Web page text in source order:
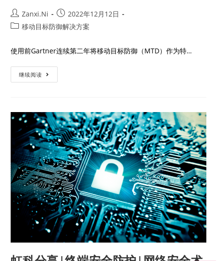
Zanxi.Ni
2022年12月12日
移动目标防御解决方案
使用前Gartner连续第二年将移动目标防御（MTD）作为特…
继续阅读